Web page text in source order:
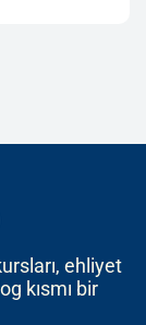
ehliyet
kısmı bir